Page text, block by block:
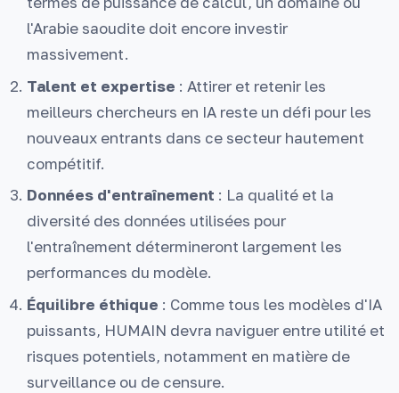
l'Arabie saoudite doit encore investir
massivement.
Talent et expertise : Attirer et retenir les
meilleurs chercheurs en IA reste un défi pour les
nouveaux entrants dans ce secteur hautement
compétitif.
Données d'entraînement : La qualité et la
diversité des données utilisées pour
l'entraînement détermineront largement les
performances du modèle.
Équilibre éthique : Comme tous les modèles d'IA
puissants, HUMAIN devra naviguer entre utilité et
risques potentiels, notamment en matière de
surveillance ou de censure.